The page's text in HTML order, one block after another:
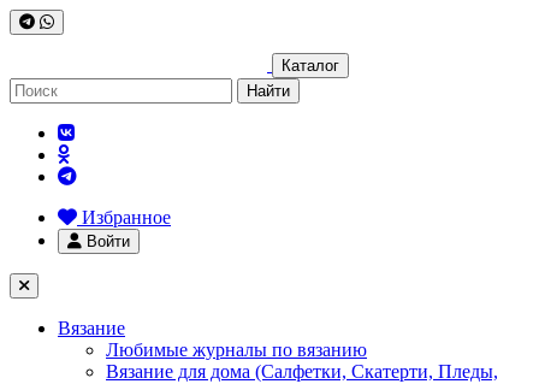
Каталог
Найти
Избранное
Войти
Вязание
Любимые журналы по вязанию
Вязание для дома (Салфетки, Скатерти, Пледы,